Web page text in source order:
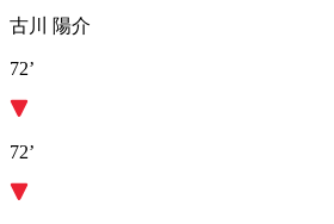
古川 陽介
72’
72’